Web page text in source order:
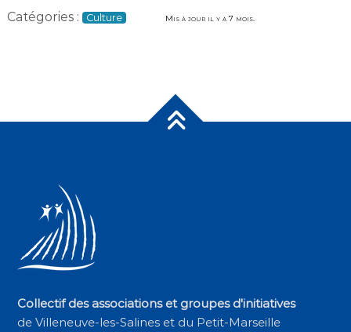
Catégories : Culture Mis à jour il y a 7 mois.
Collectif des associations et groupes d'initiatives
de Villeneuve-les-Salines et du Petit-Marseille